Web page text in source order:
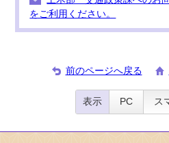
をご利用ください。
前のページへ戻る
表示 PC ス